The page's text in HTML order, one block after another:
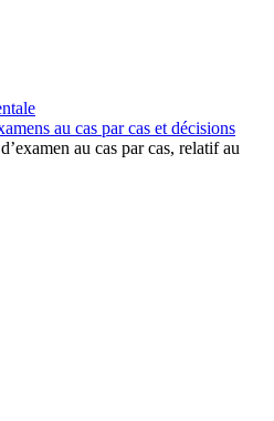
au cas par cas et décisions
au cas par cas, relatif au